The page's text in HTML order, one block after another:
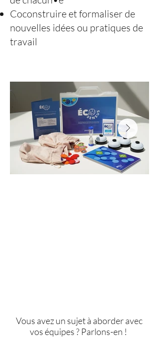
Coconstruire et formaliser de
nouvelles idées ou pratiques de
travail
Vous avez un sujet à aborder avec
vos équipes ? Parlons-en !